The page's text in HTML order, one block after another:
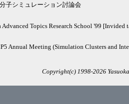
子シミュレーション討論会
Advanced Topics Research School '99 [Invided
Annual Meeting (Simulation Clusters and
Copyright(c) 1998-2026